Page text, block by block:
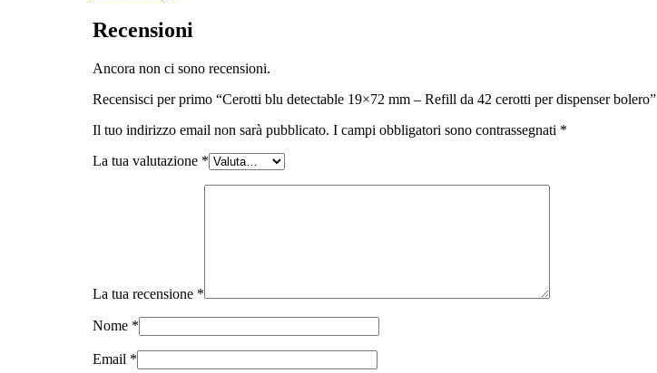
Recensioni
Ancora non ci sono recensioni.
Recensisci per primo “Cerotti blu detectable 19×72 mm – Refill da 42 cerotti per dispenser bolero”
Il tuo indirizzo email non sarà pubblicato. I campi obbligatori sono contrassegnati *
La tua valutazione *
La tua recensione *
Nome *
Email *